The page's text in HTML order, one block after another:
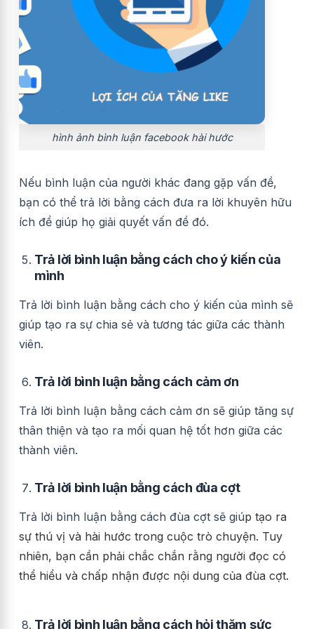
hình ảnh bình luận facebook hài hước
Nếu bình luận của người khác đang gặp vấn đề,
bạn có thể trả lời bằng cách đưa ra lời khuyên hữu
ích để giúp họ giải quyết vấn đề đó.
Trả lời bình luận bằng cách cho ý kiến của
mình
Trả lời bình luận bằng cách cho ý kiến của mình sẽ
giúp tạo ra sự chia sẻ và tương tác giữa các thành
viên.
Trả lời bình luận bằng cách cảm ơn
Trả lời bình luận bằng cách cảm ơn sẽ giúp tăng sự
thân thiện và tạo ra mối quan hệ tốt hơn giữa các
thành viên.
Trả lời bình luận bằng cách đùa cợt
Trả lời bình luận bằng cách đùa cợt sẽ giúp tạo ra
sự thú vị và hài hước trong cuộc trò chuyện. Tuy
nhiên, bạn cần phải chắc chắn rằng người đọc có
thể hiểu và chấp nhận được nội dung của đùa cợt.
Trả lời bình luận bằng cách hỏi thăm sức